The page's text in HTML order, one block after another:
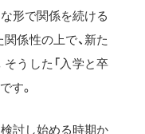
形で関係を続ける
係性の上で、新た
うした「入学と卒
す。
討し始める時期か